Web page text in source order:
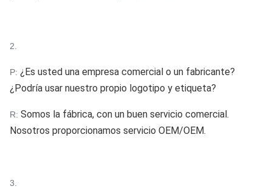
2.
P: ¿Es usted una empresa comercial o un fabricante?
¿Podría usar nuestro propio logotipo y etiqueta?
R: Somos la fábrica, con un buen servicio comercial.
Nosotros proporcionamos servicio OEM/OEM.
3.